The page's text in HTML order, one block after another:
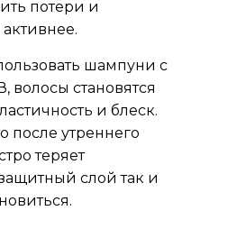
потери и
шампуни с
становятся
и блеск.
после утреннего
теряет
слой так и